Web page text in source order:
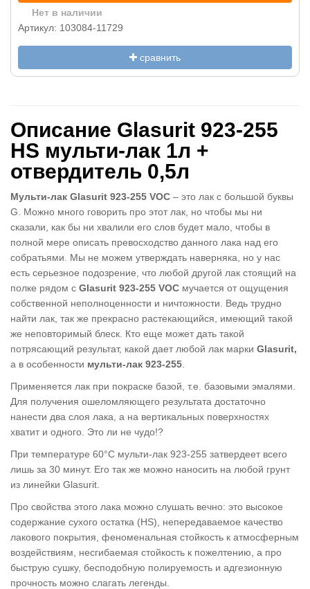
Нет в наличии
Артикул: 103084-11729
сравнить
Описание Glasurit 923-255
HS мульти-лак 1л +
отвердитель 0,5л
Мульти-лак Glasurit 923-255 VOC – это лак с большой буквы
G. Можно много говорить про этот лак, но чтобы мы ни
сказали, как бы ни хвалили его слов будет мало, чтобы в
полной мере описать превосходство данного лака над его
собратьями. Мы не можем утверждать наверняка, но у нас
есть серьезное подозрение, что любой другой лак стоящий на
полке рядом с Glasurit 923-255 VOC мучается от ощущения
собственной неполноценности и ничтожности. Ведь трудно
найти лак, так же прекрасно растекающийся, имеющий такой
же неповторимый блеск. Кто еще может дать такой
потрясающий результат, какой дает любой лак марки Glasurit,
а в особенности мульти-лак 923-255
Применяется лак при покраске базой, т.е. базовыми эмалями.
Для получения ошеломляющего результата достаточно
нанести два слоя лака, а на вертикальных поверхностях
хватит и одного. Это ли не чудо!?
При температуре 60°С мульти-лак 923-255 затвердеет всего
лишь за 30 минут. Его так же можно наносить на любой грунт
из линейки Glasurit.
Про свойства этого лака можно слушать вечно: это высокое
содержаниe сухого остатка (HS), непередаваемое качество
лакового покрытия, феноменальная стойкость к атмосферным
воздействиям, несгибаемая стойкость к пожелтению, а про
быструю сушку, бесподобную полируемость и адгезионную
прочность можно слагать легенды.